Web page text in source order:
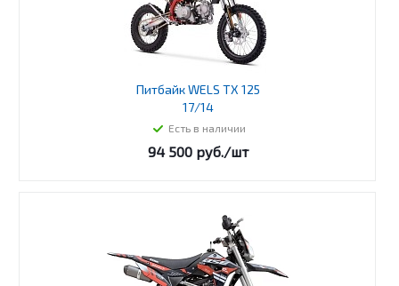
Питбайк WELS TX 125
17/14
Есть в наличии
94 500руб./шт